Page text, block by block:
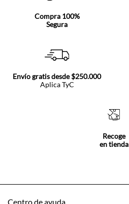
Compra 100%
Segura
Envío gratis desde $250.000
Aplica TyC
Recoge
en tienda
Centro de ayuda